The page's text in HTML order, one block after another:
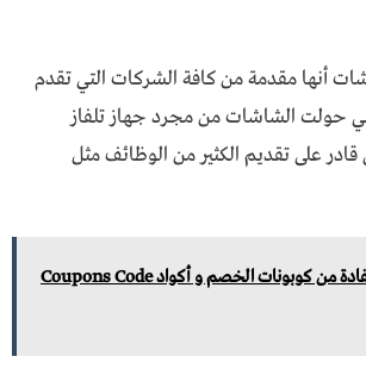
أنها مقدمة من كافة الشركات التي تقدم
حولت الشاشات من مجرد جهاز تلفاز
على تقديم الكثير من الوظائف مثل
أفضل الطرق للاستفادة من كوبونات الخصم و أكواد Coupons Code